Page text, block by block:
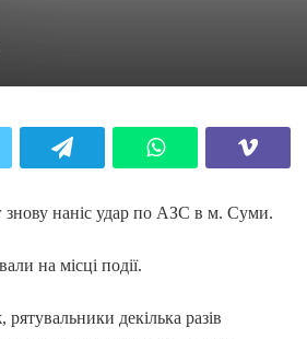
знову наніс удар по АЗС в м. Суми.
на місці події.
декілька разів